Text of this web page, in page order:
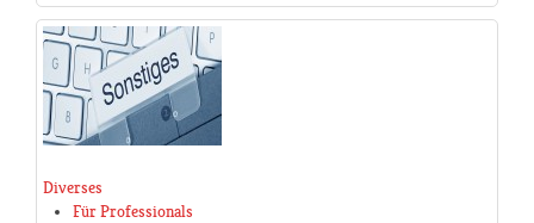
Diverses
Für Professionals